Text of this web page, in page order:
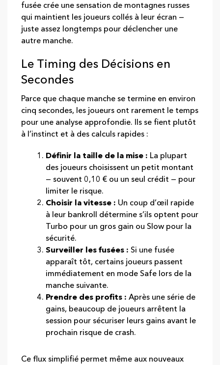
fusée crée une sensation de montagnes russes
qui maintient les joueurs collés à leur écran —
juste assez longtemps pour déclencher une
autre manche.
Le Timing des Décisions en
Secondes
Parce que chaque manche se termine en environ
cinq secondes, les joueurs ont rarement le temps
pour une analyse approfondie. Ils se fient plutôt
à l’instinct et à des calculs rapides :
Définir la taille de la mise : La plupart
des joueurs choisissent un petit montant
— souvent 0,10 € ou un seul crédit — pour
limiter le risque.
Choisir la vitesse : Un coup d’œil rapide
à leur bankroll détermine s’ils optent pour
Turbo pour un gros gain ou Slow pour la
sécurité.
Surveiller les fusées : Si une fusée
apparaît tôt, certains joueurs passent
immédiatement en mode Safe lors de la
manche suivante.
Prendre des profits : Après une série de
gains, beaucoup de joueurs arrêtent la
session pour sécuriser leurs gains avant le
prochain risque de crash.
Ce flux simplifié permet même aux nouveaux